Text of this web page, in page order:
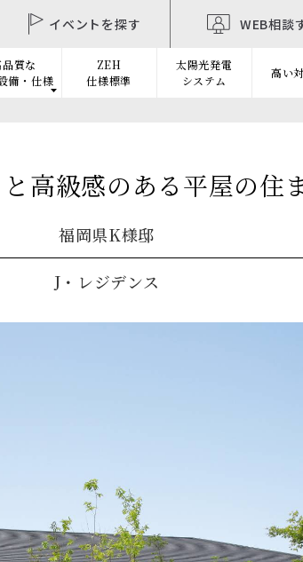
イベントを探す WEB相談
質な
備・仕様
ZEH
仕様標準
太陽光発電
システム
高い
高級感のある平屋の住ま
福岡県K様邸
J・レジデンス